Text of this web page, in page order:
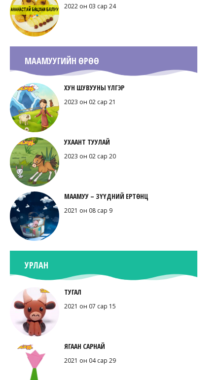
2022 он 03 сар 24
МААМУУГИЙН ӨРӨӨ
ХУН ШУВУУНЫ ҮЛГЭР
2023 он 02 сар 21
УХААНТ ТУУЛАЙ
2023 он 02 сар 20
МААМУУ – ЗҮҮДНИЙ ЕРТӨНЦ
2021 он 08 сар 9
УРЛАН
ТУГАЛ
2021 он 07 сар 15
ЯГААН САРНАЙ
2021 он 04 сар 29